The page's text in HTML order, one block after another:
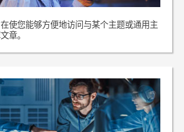
使您能够方便地访问与某个主题或通用主
章。